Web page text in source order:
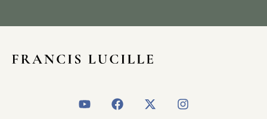
Y
o
F
a
X
-
I
n